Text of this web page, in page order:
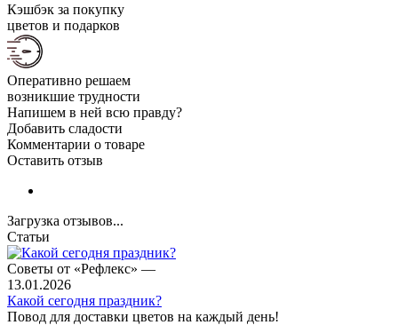
Кэшбэк за покупку
цветов и подарков
Оперативно решаем
возникшие трудности
Напишем в ней всю правду?
Добавить сладости
Комментарии о товаре
Оставить отзыв
Загрузка отзывов...
Статьи
Советы от «Рефлекс» —
13.01.2026
Какой сегодня праздник?
Повод для доставки цветов на каждый день!